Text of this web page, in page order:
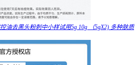
油去黑头粉刺中小样试用5g 10g （5gX2) 多种肤质